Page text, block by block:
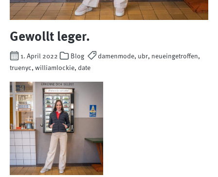
Gewollt leger.
1. April 2022 Blog
damenmode, ubr, neueingetroffen,
truenyc, williamlockie, date